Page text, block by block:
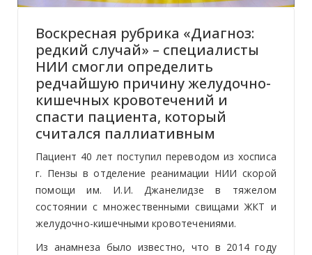
Воскресная рубрика «Диагноз:
редкий случай» – специалисты
НИИ смогли определить
редчайшую причину желудочно-
кишечных кровотечений и
спасти пациента, который
считался паллиативным
Пациент 40 лет поступил переводом из хосписа
г. Пензы в отделение реанимации НИИ скорой
помощи им. И.И. Джанелидзе в тяжелом
состоянии с множественными свищами ЖКТ и
желудочно-кишечными кровотечениями.
Из анамнеза было известно, что в 2014 году